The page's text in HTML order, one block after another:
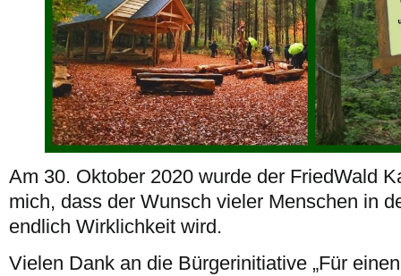
Am 30. Oktober 2020 wurde der FriedWald
mich, dass der Wunsch vieler Menschen in
endlich Wirklichkeit wird.
Vielen Dank an die Bürgerinitiative „Für